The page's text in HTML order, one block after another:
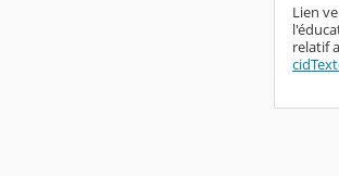
Lien
relatif